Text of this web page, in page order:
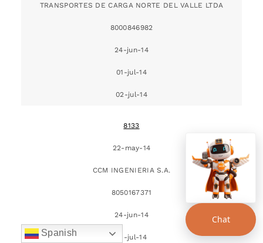
TRANSPORTES DE CARGA NORTE DEL VALLE LTDA
8000846982
24-jun-14
01-jul-14
02-jul-14
8133
22-may-14
CCM INGENIERIA S.A.
8050167371
24-jun-14
01-jul-14
Spanish
Chat